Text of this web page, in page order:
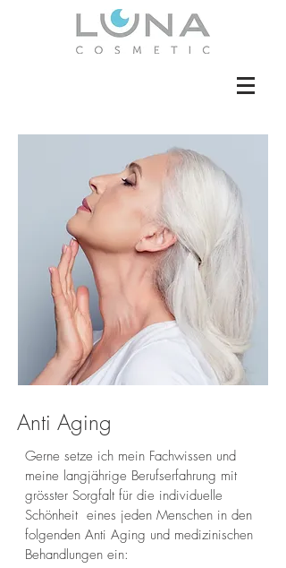
Anti Aging
Gerne setze ich mein Fachwissen und
meine langjährige Berufserfahrung mit
grösster Sorgfalt für die individuelle
Schönheit eines jeden Menschen in den
folgenden Anti Aging und medizinischen
Behandlungen ein: